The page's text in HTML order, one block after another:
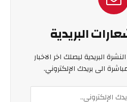
البريدية
البريدية ليصلك اخر الاخبار
الى بريدك الإلكتروني.